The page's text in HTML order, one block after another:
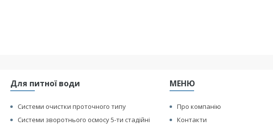
Для питної води
Системи очистки проточного типу
Системи зворотнього осмосу 5-ти стадійні
МЕНЮ
Про компанію
Контакти